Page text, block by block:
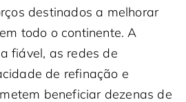
destinados a melhorar
todo o continente. A
fiável, as redes de
de refinação e
beneficiar dezenas de